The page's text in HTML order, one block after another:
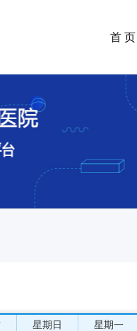
首 页
星期日
星期一